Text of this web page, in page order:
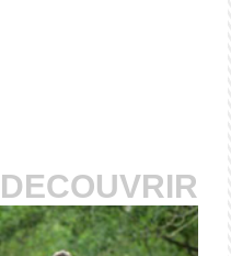
DECOUVRIR